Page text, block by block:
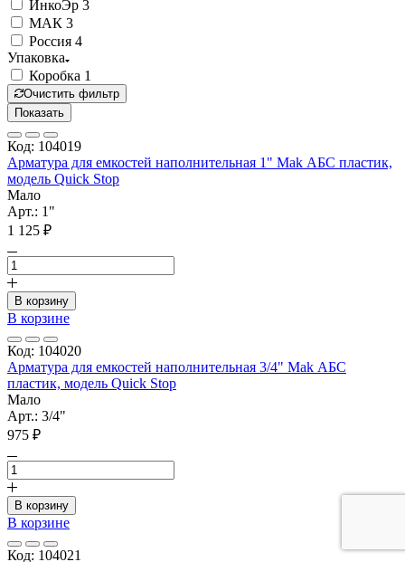
ИнкоЭр 3
МАК 3
Россия 4
Упаковка
Коробка 1
Очистить фильтр
Показать
Код: 104019
Арматура для емкостей наполнительная 1" Mak АБС пластик,
модель Quick Stop
Мало
Арт.: 1"
1 125 ₽
В корзину
В корзине
Код: 104020
Арматура для емкостей наполнительная 3/4" Mak АБС
пластик, модель Quick Stop
Мало
Арт.: 3/4"
975 ₽
В корзину
В корзине
Код: 104021